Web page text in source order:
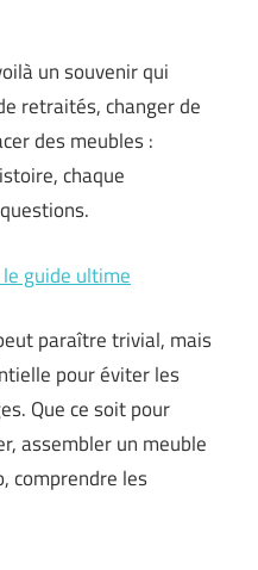
un souvenir qui
retraités, changer de
des meubles :
chaque
guide ultime
paraître trivial, mais
pour éviter les
Que ce soit pour
assembler un meuble
comprendre les